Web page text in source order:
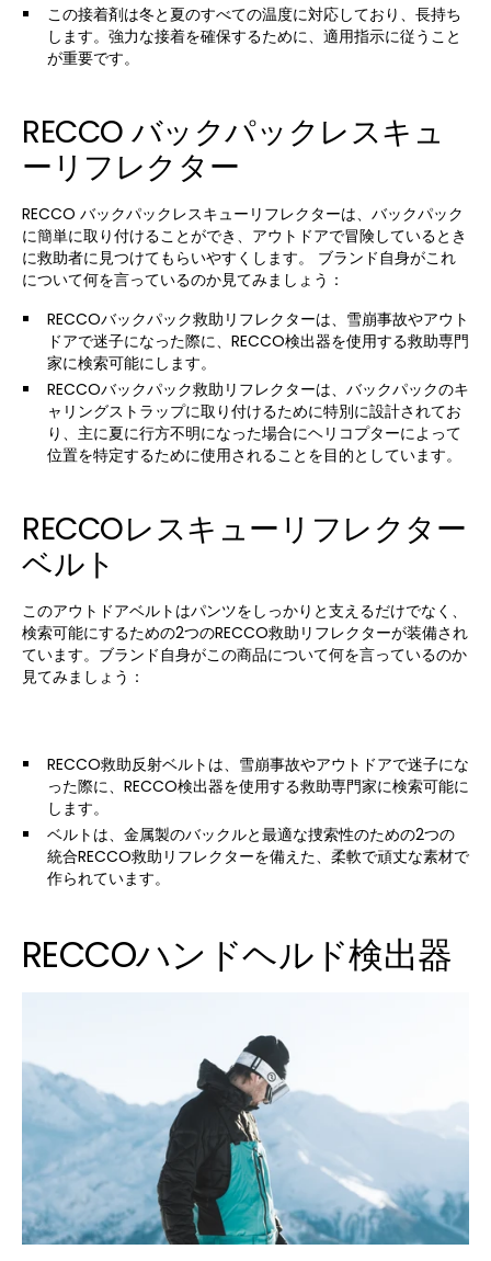
この接着剤は冬と夏のすべての温度に対応しており、長持ち
します。強力な接着を確保するために、適用指示に従うこと
が重要です。
RECCO バックパックレスキュ
ーリフレクター
RECCO バックパックレスキューリフレクターは、バックパック
に簡単に取り付けることができ、アウトドアで冒険しているとき
に救助者に見つけてもらいやすくします。 ブランド自身がこれ
について何を言っているのか見てみましょう：
RECCOバックパック救助リフレクターは、雪崩事故やアウト
ドアで迷子になった際に、RECCO検出器を使用する救助専門
家に検索可能にします。
RECCOバックパック救助リフレクターは、バックパックのキ
ャリングストラップに取り付けるために特別に設計されてお
り、主に夏に行方不明になった場合にヘリコプターによって
位置を特定するために使用されることを目的としています。
RECCOレスキューリフレクター
ベルト
このアウトドアベルトはパンツをしっかりと支えるだけでなく、
検索可能にするための2つのRECCO救助リフレクターが装備され
ています。ブランド自身がこの商品について何を言っているのか
見てみましょう：
RECCO救助反射ベルトは、雪崩事故やアウトドアで迷子にな
った際に、RECCO検出器を使用する救助専門家に検索可能に
します。
ベルトは、金属製のバックルと最適な捜索性のための2つの
統合RECCO救助リフレクターを備えた、柔軟で頑丈な素材で
作られています。
RECCOハンドヘルド検出器